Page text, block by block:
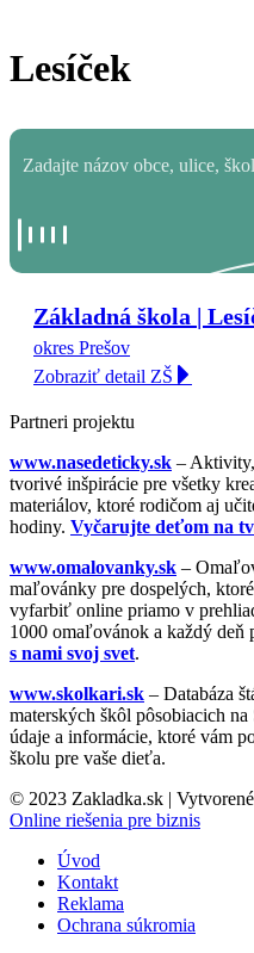
Lesíček
Základná škola |
okres Prešov
Zobraziť detail ZŠ
Partneri projektu
www.nasedeticky.sk –
tvorivé inšpirácie pre všetky
materiálov, ktoré rodičom aj
hodiny. Vyčarujte deťom na
www.omalovanky.sk –
maľovánky pre dospelých,
vyfarbiť online priamo v
1000 omaľovánok a každý deň
s nami svoj svet.
www.skolkari.sk – Databáza
materských škôl pôsobiacich
údaje a informácie, ktoré vám
školu pre vaše dieťa.
© 2023 Zakladka.sk |
Online riešenia pre biznis
Úvod
Kontakt
Reklama
Ochrana súkromia